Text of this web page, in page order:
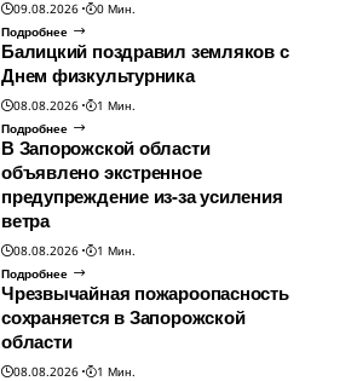
09.08.2026
0 Мин.
Подробнее
Балицкий поздравил земляков с
Днем физкультурника
08.08.2026
1 Мин.
Подробнее
В Запорожской области
объявлено экстренное
предупреждение из-за усиления
ветра
08.08.2026
1 Мин.
Подробнее
Чрезвычайная пожароопасность
сохраняется в Запорожской
области
08.08.2026
1 Мин.